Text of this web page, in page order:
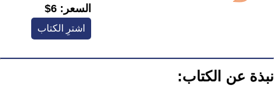
السعر: 6$
اشترِ الكتاب
نبذة عن الكتاب: